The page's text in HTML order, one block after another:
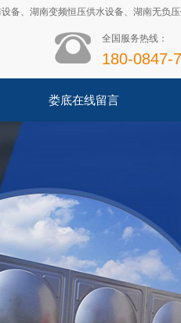
备、 湖南变频恒压供水设备、 湖南无负
全国服务热线：
180-0847-
娄底在线留言